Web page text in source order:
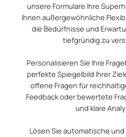
unsere Formulare Ihre
Ihnen außergewöhnliche
die Bedürfnisse und
tiefgründig zu
Personalisieren Sie Ihre
perfekte Spiegelbild Ihrer
offene Fragen für
Feedback oder bewertete
und klare
Lösen Sie automatische